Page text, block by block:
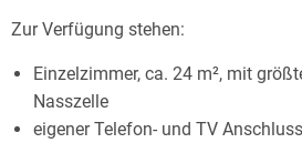
Zur Verfügung stehen:
Einzelzimmer, ca. 24 m², mit
Nasszelle
eigener Telefon- und TV Anschluss